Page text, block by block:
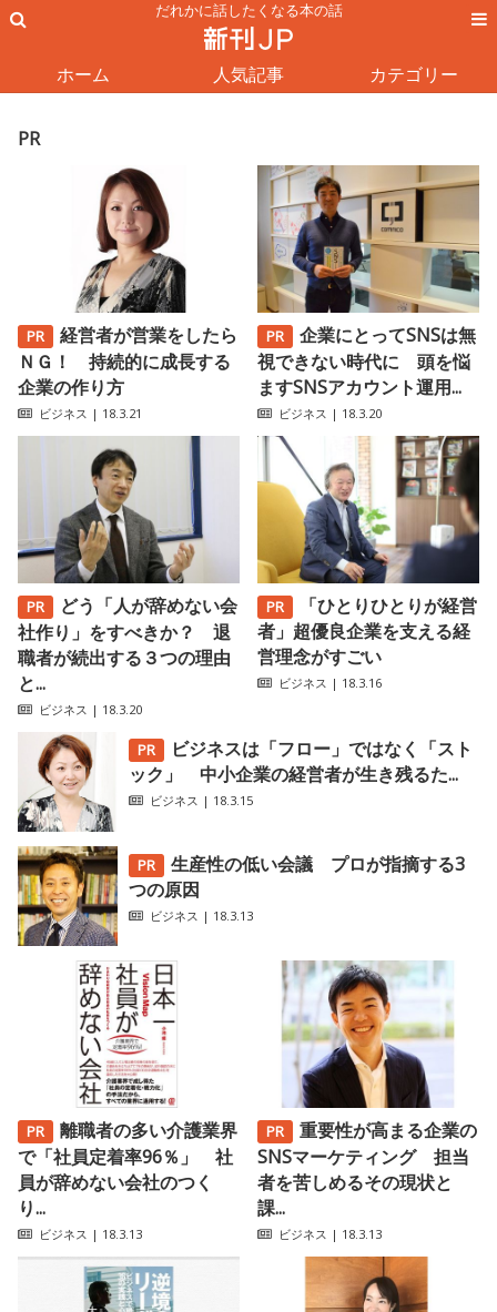
だれかに話したくなる本の話
ホーム 人気記事 カテゴリー
PR
経営者が営業をしたら
ＮＧ！ 持続的に成長する
企業の作り方
ビジネス | 18.3.21
企業にとってSNSは無
視できない時代に 頭を悩
ますSNSアカウント運用...
ビジネス | 18.3.20
どう「人が辞めない会
社作り」をすべきか？ 退
職者が続出する３つの理由
と...
ビジネス | 18.3.20
「ひとりひとりが経営
者」超優良企業を支える経
営理念がすごい
ビジネス | 18.3.16
ビジネスは「フロー」ではなく「スト
ック」 中小企業の経営者が生き残るた...
ビジネス | 18.3.15
生産性の低い会議 プロが指摘する3
つの原因
ビジネス | 18.3.13
離職者の多い介護業界
で「社員定着率96％」 社
員が辞めない会社のつく
り...
ビジネス | 18.3.13
重要性が高まる企業の
SNSマーケティング 担当
者を苦しめるその現状と
課...
ビジネス | 18.3.13